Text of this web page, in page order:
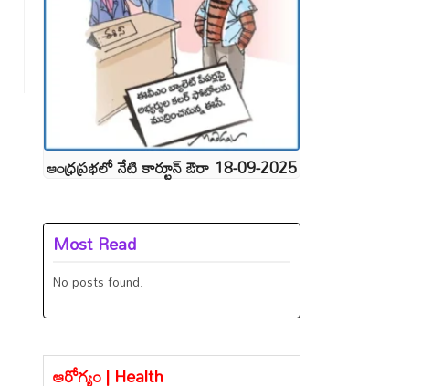
ఆంధ్రప్రభలో నేటి కార్టూన్ ఔరా 18-09-2025
Most Read
No posts found.
ఆరోగ్యం | Health